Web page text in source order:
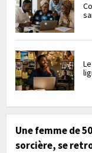
Une femme de
sorcière, se